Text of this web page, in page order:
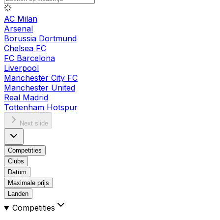
AC Milan
Arsenal
Borussia Dortmund
Chelsea FC
FC Barcelona
Liverpool
Manchester City FC
Manchester United
Real Madrid
Tottenham Hotspur
Next slide
Competities
Clubs
Datum
Maximale prijs
Landen
Competities